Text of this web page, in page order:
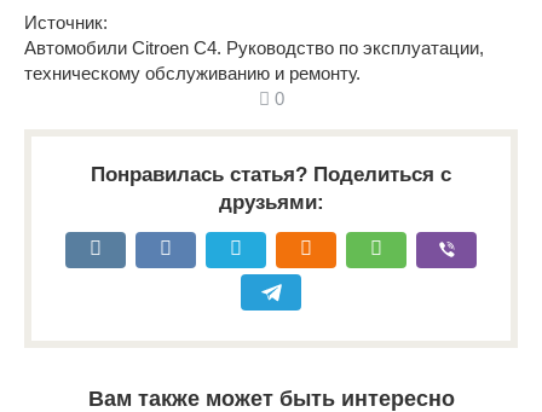
Источник:
Автомобили Citroen С4. Руководство по эксплуатации,
техническому обслуживанию и ремонту.
0
Понравилась статья? Поделиться с
друзьями:
Вам также может быть интересно